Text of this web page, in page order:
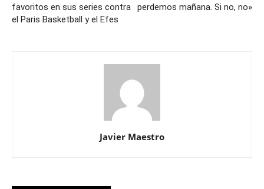
favoritos en sus series contra
el Paris Basketball y el Efes
perdemos mañana. Si no, no»
Javier Maestro